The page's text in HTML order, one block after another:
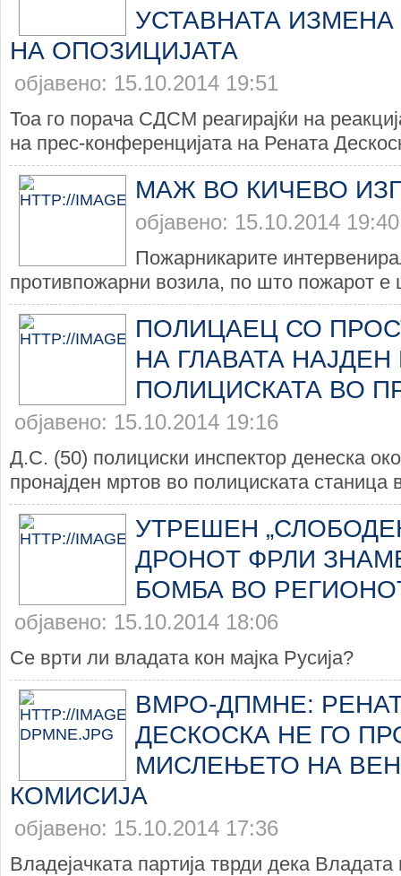
УСТАВНАТА
НА ОПОЗИЦИЈАТА
објавено: 15.10.2014 19:51
Тоа го порача СДСМ реагирајќи на
на прес-конференцијата на Рената
МАЖ ВО КИЧЕВО
објавено: 15.10.2014 19:40
Пожарникарите
противпожарни возила, по што пожарот е
ПОЛИЦАЕЦ СО
НА ГЛАВАТА НАЈДЕН
ПОЛИЦИСКАТА ВО
објавено: 15.10.2014 19:16
Д.С. (50) полициски инспектор денеска
пронајден мртов во полициската
УТРЕШЕН
ДРОНОТ ФРЛИ
БОМБА ВО
објавено: 15.10.2014 18:06
Се врти ли владата кон мајка Русија?
ВМРО-ДПМНЕ:
ДЕСКОСКА НЕ ГО
МИСЛЕЊЕТО НА
КОМИСИЈА
објавено: 15.10.2014 17:36
Владејачката партија тврди дека